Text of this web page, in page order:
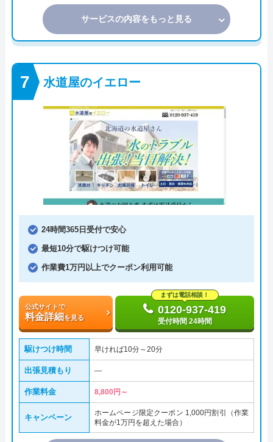
サービスの内容をもっと見る
水道屋のイエロー
24時間365日受付で安心
最短10分で駆けつけ可能
作業費1万円以上でクーポン利用可能
公式サイトで
料金詳細を見る
まずは電話相談！
0120-937-419
受付時間 24時間
駆けつけ時間 早ければ10分～20分
出張見積もり ―
作業料金 8,800円～
キャンペーン
ホームページ限定クーポン 1,000円割引（作業
料金が1万円を超えた場合）